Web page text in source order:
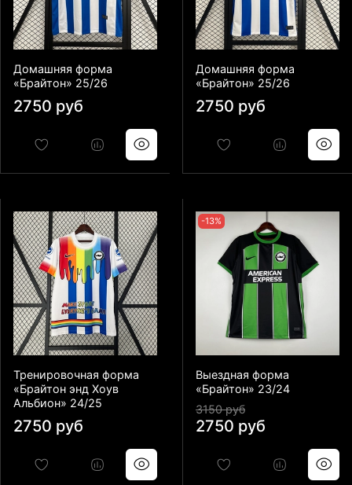
Домашняя форма
«Брайтон» 25/26
2750 руб
Домашняя форма
«Брайтон» 25/26
2750 руб
Тренировочная форма
«Брайтон энд Хоув
Альбион» 24/25
2750 руб
-13%
Выездная форма
«Брайтон» 23/24
3150 руб
2750 руб